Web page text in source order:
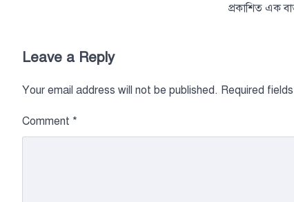
প্রকাশিত এক
Leave a Reply
Your email address will not be published. Required
Comment *